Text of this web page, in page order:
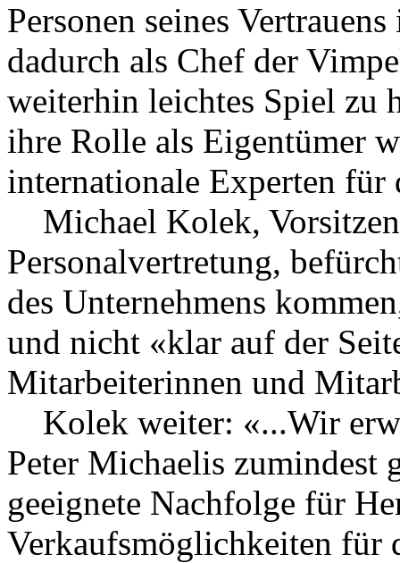
Personen seines
dadurch als Chef der
weiterhin leichtes Spiel zu
ihre Rolle als Eigentümer
internationale Experten
Michael Kolek,
Personalvertretung,
des Unternehmens
und nicht «klar auf der
Mitarbeiterinnen und
Kolek weiter: «...Wir
Peter Michaelis zumindest
geeignete Nachfolge für
Verkaufsmöglichkeiten für